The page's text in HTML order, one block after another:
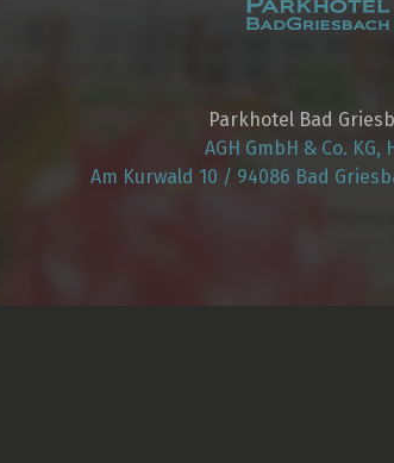
Parkhotel Bad
AGH GmbH & Co. KG,
Am Kurwald 10 / 94086 Bad